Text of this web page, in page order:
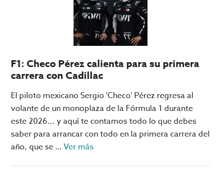
estudiantes
que
a
los
casinos
Vegas
F1: Checo Pérez calienta para su primera
carrera con Cadillac
El piloto mexicano Sergio 'Checo' Pérez regresa al
volante de un monoplaza de la Fórmula 1 durante
este 2026... y aquí te contamos todo lo que debes
saber para arrancar con todo en la primera carrera del
año, que se …Ver másacerca